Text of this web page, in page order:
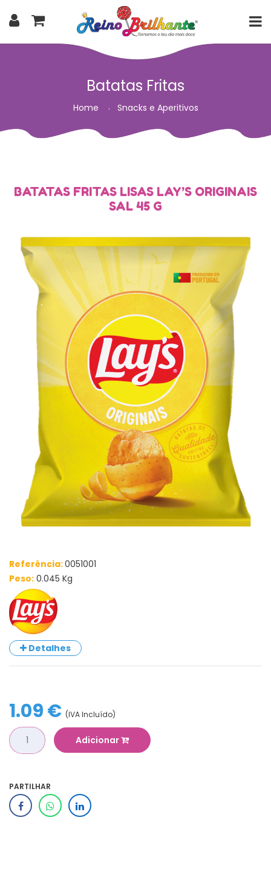
Batatas Fritas
Home Snacks e Aperitivos
BATATAS FRITAS LISAS LAY’S ORIGINAIS
SAL 45 G
Referência:0051001
Peso: 0.045 Kg
Detalhes
1.09 € (IVA Incluído)
Adicionar
PARTILHAR